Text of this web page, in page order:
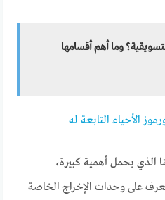
وما أهم أقسامها
الأحياء التابعة له
الذي يحمل أهمية كبيرة،
على وحدات الإخراج الخاصة